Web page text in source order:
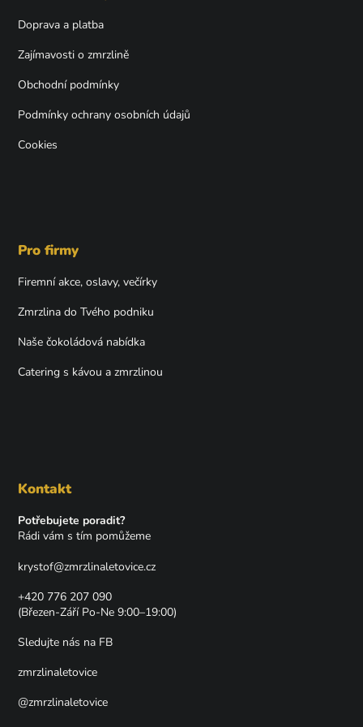
Doprava a platba
Zajímavosti o zmrzlině
Obchodní podmínky
Podmínky ochrany osobních údajů
Cookies
Pro firmy
Firemní akce, oslavy, večírky
Zmrzlina do Tvého podniku
Naše čokoládová nabídka
Catering s kávou a zmrzlinou
Kontakt
Potřebujete poradit?
Rádi vám s tím pomůžeme
krystof@zmrzlinaletovice.cz
+420 776 207 090
(Březen-Září Po-Ne 9:00–19:00)
Sledujte nás na FB
zmrzlinaletovice
@zmrzlinaletovice